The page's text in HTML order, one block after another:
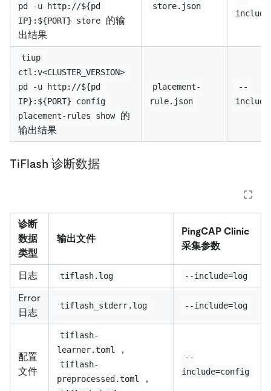
pd -u http://${pd
IP}:${PORT} store
的输
出结果
store.json
tiup
ctl:v<CLUSTER_VERSION>
pd -u http://${pd
IP}:${PORT} config
placement-rules show
的
输出结果
placement-
rule.json
--
TiFlash 诊断数据
诊断
数据
类型
输出文件
PingCAP Clinic
采集参数
日志 tiflash.log --include=log
Error
日志
tiflash_stderr.log --include=log
配置
文件
tiflash-
learner.toml
，
tiflash-
preprocessed.toml
，
--
include=config